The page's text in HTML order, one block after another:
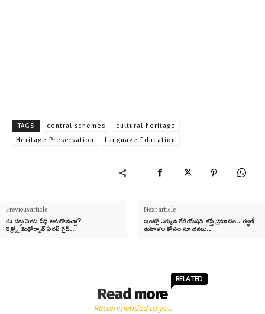
TAGS central schemes
cultural heritage
Heritage Preservation
Language Education
Previous article
ఈ దగ్గు సిరప్ సేఫ్ అనుకోవచ్చా?
డెక్స్ట్రోమెథోర్ఫాన్ సిరప్ గైడ్..
Next article
ఇంట్లో ఎక్కువ రేడియేషన్ వస్తే ప్రమాదం.. గర్భిణీ
మహిళల కోసం సూచనలు..
Read more
RELATED
Recommended to you